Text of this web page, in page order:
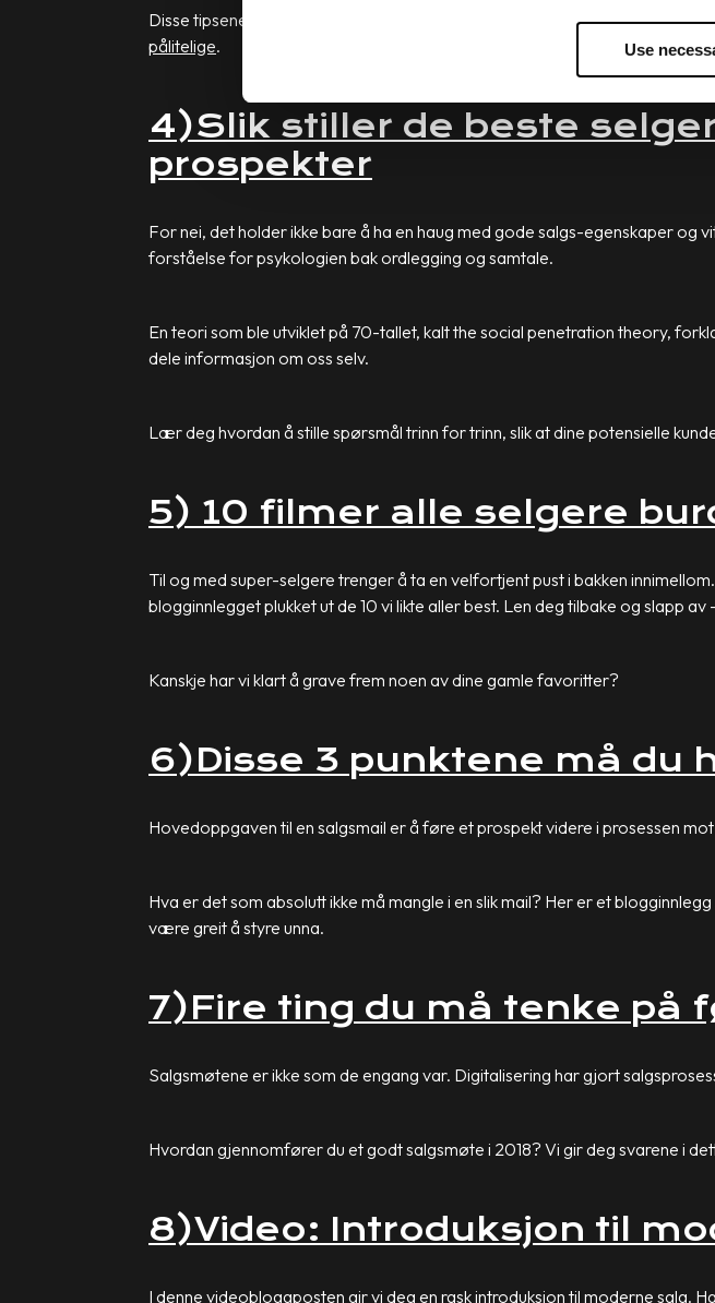
n
e
e
c
i
o
Use
Disse tipsene kan komme godt med, ettersom en undersøkelse gjort av
pålitelige.
4)Slik stiller de beste
prospekter
For nei, det holder ikke bare å ha en haug med gode salgs-egenskaper og
forståelse for psykologien bak ordlegging og samtale.
En teori som ble utviklet på 70-tallet, kalt the social penetration theory,
dele informasjon om oss selv.
Lær deg hvordan å stille spørsmål trinn for trinn, slik at dine potensielle
5) 10 filmer alle selgere
Til og med super-selgere trenger å ta en velfortjent pust i bakken
blogginnlegget plukket ut de 10 vi likte aller best. Len deg tilbake og slapp
Kanskje har vi klart å grave frem noen av dine gamle favoritter?
6)Disse 3 punktene må du
Hovedoppgaven til en salgsmail er å føre et prospekt videre i prosessen mot
Hva er det som absolutt ikke må mangle i en slik mail? Her er et
være greit å styre unna.
7)Fire ting du må tenke på
Salgsmøtene er ikke som de engang var. Digitalisering har gjort
Hvordan gjennomfører du et godt salgsmøte i 2018? Vi gir deg svarene i
8)Video: Introduksjon til
I denne videobloggposten gir vi deg en rask introduksjon til moderne salg.